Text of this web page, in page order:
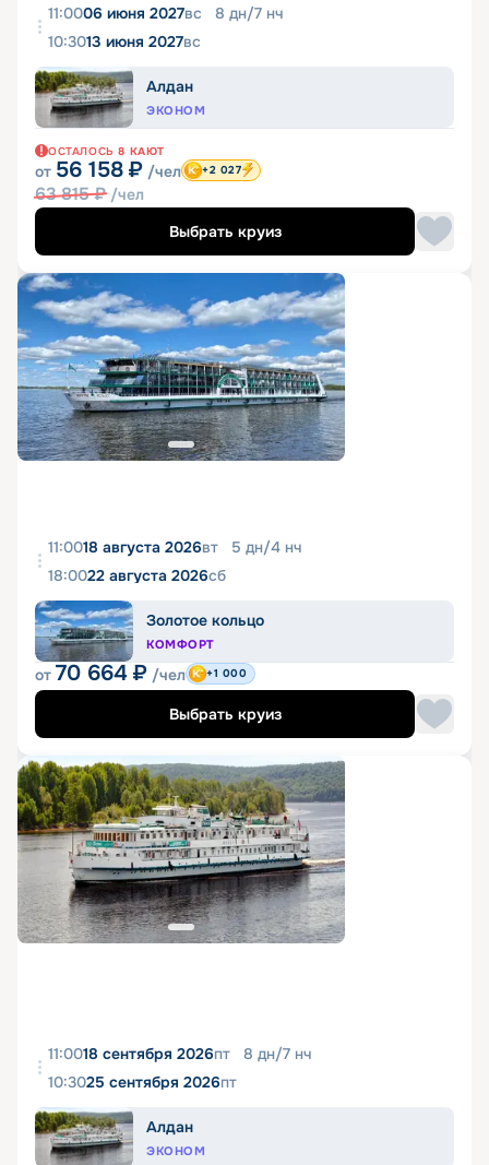
11:0006 июня 2027вс 8 дн/7 нч
10:3013 июня 2027вс
Алдан
ЭКОНОМ
ОСТАЛОСЬ 8 КАЮТ
от 56 158 ₽ /чел
63 815₽ /чел
+2 027
Выбрать круиз
11:0018 августа 2026вт 5 дн/4 нч
18:0022 августа 2026сб
Золотое кольцо
КОМФОРТ
от 70 664 ₽ /чел +1 000
Выбрать круиз
11:0018 сентября 2026пт 8 дн/7 нч
10:3025 сентября 2026пт
Алдан
ЭКОНОМ